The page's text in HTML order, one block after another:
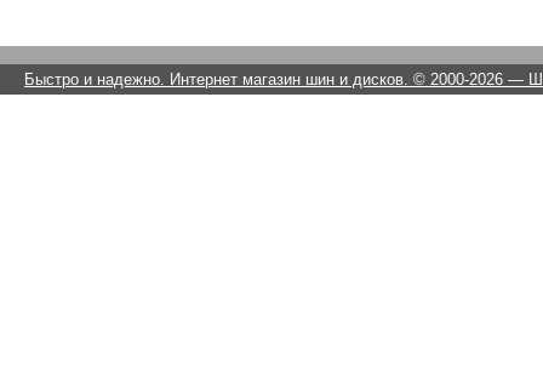
Быстро и надежно. Интернет магазин шин и дисков. © 2000-2026 —